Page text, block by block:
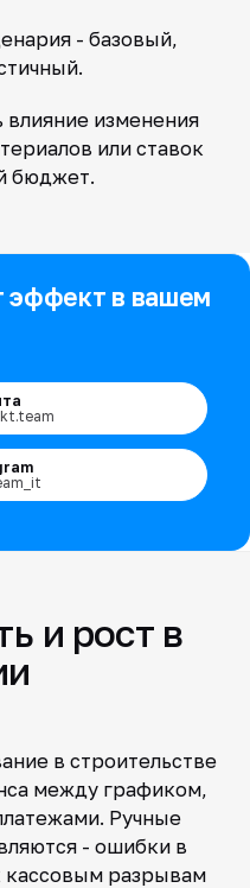
- базовый,
влияние изменения
или ставок
бюджет.
эффект в вашем
и рост в
в строительстве
между графиком,
Ручные
- ошибки в
кассовым разрывам